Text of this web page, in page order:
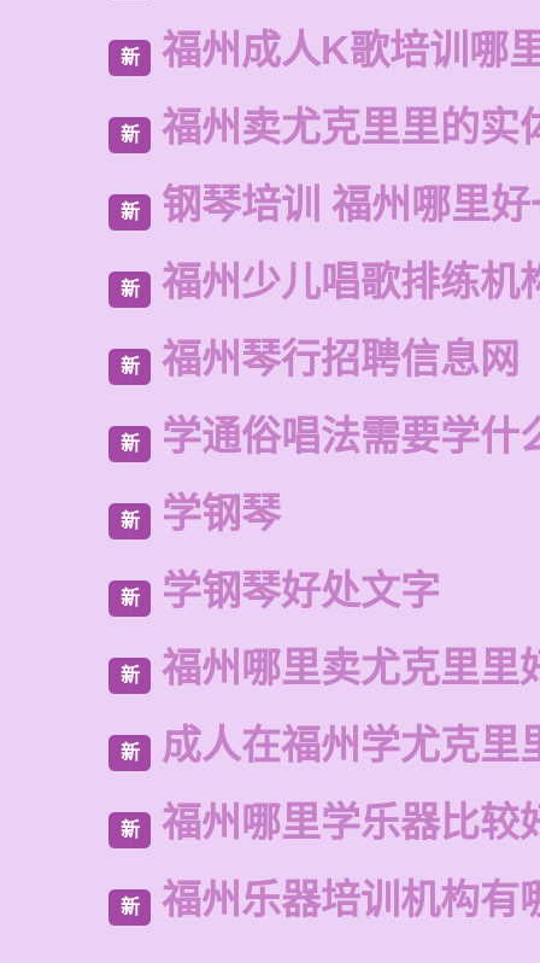
新 福州成人K歌培训哪
新 福州卖尤克里里的实
新 钢琴培训 福州哪里
新 福州少儿唱歌排练机
新 福州琴行招聘信息网
新 学通俗唱法需要学什
新 学钢琴
新 学钢琴好处文字
新 福州哪里卖尤克里里
新 成人在福州学尤克里
新 福州哪里学乐器比较
新 福州乐器培训机构有